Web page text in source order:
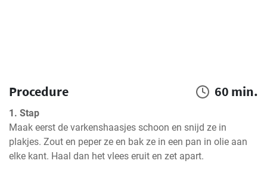
Procedure 60 min.
1. Stap
Maak eerst de varkenshaasjes schoon en snijd ze in
plakjes. Zout en peper ze en bak ze in een pan in olie aan
elke kant. Haal dan het vlees eruit en zet apart.